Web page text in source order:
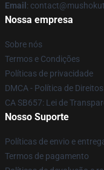
Email :
Nossa empresa
Sobre nós
Termos e Condições
Políticas de privacidade
DMCA - Política de
CA SB657: Lei de
Nosso Suporte
Políticas de envio e
Termos de pagamento